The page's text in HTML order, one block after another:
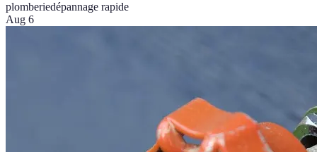
plomberiedépannage rapide
Aug 6